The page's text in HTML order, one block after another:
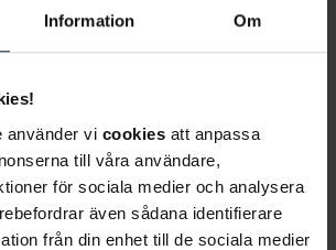
Information Om
använder vi cookies att anpassa
till våra användare,
för sociala medier och analysera
även sådana identifierare
från din enhet till de sociala medier
de närliggande tänderna med hjälp
slagits ut eller
som slagits ut kommer